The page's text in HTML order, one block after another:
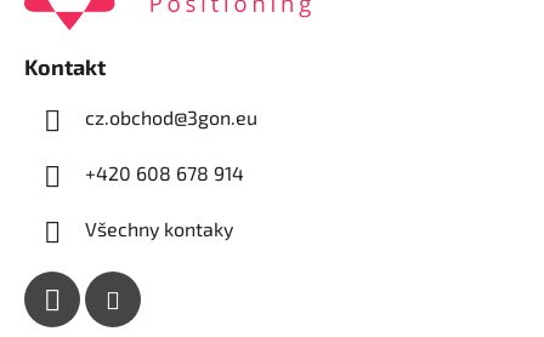
Kontakt
cz.obchod@3gon.eu
+420 608 678 914
Všechny kontaky